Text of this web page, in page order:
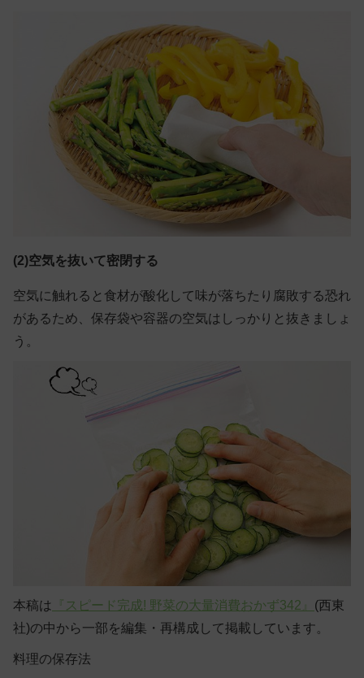
(2)空気を抜いて密閉する
空気に触れると食材が酸化して味が落ちたり腐敗する恐れ
があるため、保存袋や容器の空気はしっかりと抜きましょ
う。
本稿は 『スピード完成! 野菜の大量消費おかず342』 (西東
社)の中から一部を編集・再構成して掲載しています。
料理の保存法